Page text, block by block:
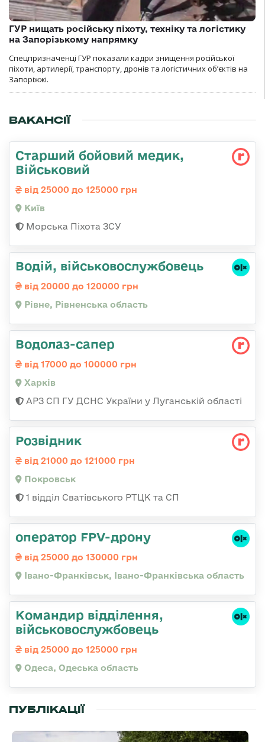
ГУР нищать російську піхоту, техніку та логістику
на Запорізькому напрямку
Спецпризначенці ГУР показали кадри знищення російської
піхоти, артилерії, транспорту, дронів та логістичних об’єктів на
Запоріжжі.
ВАКАНСІЇ
Старший бойовий медик,
Військовий
від 25000 до 125000 грн
Київ
Морська Піхота ЗСУ
Водій, військовослужбовець
від 20000 до 120000 грн
Рівне, Рівненська область
Водолаз-сапер
від 17000 до 100000 грн
Харків
АРЗ СП ГУ ДСНС України у Луганській області
Розвідник
від 21000 до 121000 грн
Покровськ
1 відділ Сватівського РТЦК та СП
оператор FPV-дрону
від 25000 до 130000 грн
Івано-Франківськ, Івано-Франківська область
Командир відділення,
військовослужбовець
від 25000 до 125000 грн
Одеса, Одеська область
ПУБЛІКАЦІЇ